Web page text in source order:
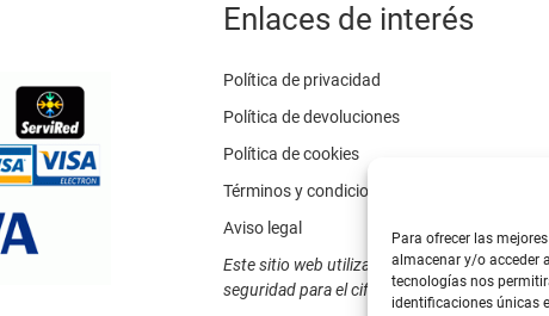
Para ofrecer las
almacenar y/o acceder
tecnologías nos
identificaciones únicas
página
producto
Enlaces de interés
Política de privacidad
Política de devoluciones
Política de cookies
Términos y condiciones
Aviso legal
Este sitio web utiliza SSL / TLS como medio
seguridad para el cifrado de datos.